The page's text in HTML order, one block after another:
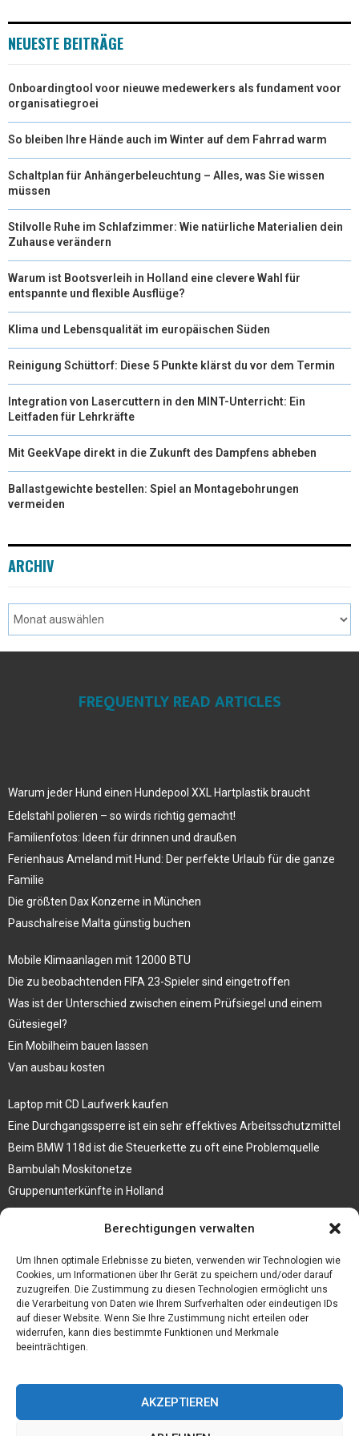
Berechtigungen verwalten
Um Ihnen optimale Erlebnisse zu bieten, verwenden wir Technologien wie
Cookies, um Informationen über Ihr Gerät zu speichern und/oder darauf
zuzugreifen. Die Zustimmung zu diesen Technologien ermöglicht uns
die Verarbeitung von Daten wie Ihrem Surfverhalten oder eindeutigen IDs
auf dieser Website. Wenn Sie Ihre Zustimmung nicht erteilen oder
widerrufen, kann dies bestimmte Funktionen und Merkmale
beeinträchtigen.
AKZEPTIEREN
)
NEUESTE BEITRÄGE
Onboardingtool voor nieuwe medewerkers als fundament voor
organisatiegroei
So bleiben Ihre Hände auch im Winter auf dem Fahrrad warm
Schaltplan für Anhängerbeleuchtung – Alles, was Sie wissen
müssen
Stilvolle Ruhe im Schlafzimmer: Wie natürliche Materialien dein
Zuhause verändern
Warum ist Bootsverleih in Holland eine clevere Wahl für
entspannte und flexible Ausflüge?
Klima und Lebensqualität im europäischen Süden
Reinigung Schüttorf: Diese 5 Punkte klärst du vor dem Termin
Integration von Lasercuttern in den MINT-Unterricht: Ein
Leitfaden für Lehrkräfte
Mit GeekVape direkt in die Zukunft des Dampfens abheben
Ballastgewichte bestellen: Spiel an Montagebohrungen
vermeiden
ARCHIV
FREQUENTLY READ ARTICLES
Warum jeder Hund einen Hundepool XXL Hartplastik braucht
Edelstahl polieren – so wirds richtig gemacht!
Familienfotos: Ideen für drinnen und draußen
Ferienhaus Ameland mit Hund: Der perfekte Urlaub für die ganze
Familie
Die größten Dax Konzerne in München
Pauschalreise Malta günstig buchen
Mobile Klimaanlagen mit 12000 BTU
Die zu beobachtenden FIFA 23-Spieler sind eingetroffen
Was ist der Unterschied zwischen einem Prüfsiegel und einem
Gütesiegel?
Ein Mobilheim bauen lassen
Van ausbau kosten
Laptop mit CD Laufwerk kaufen
Eine Durchgangssperre ist ein sehr effektives Arbeitsschutzmittel
Beim BMW 118d ist die Steuerkette zu oft eine Problemquelle
Bambulah Moskitonetze
Gruppenunterkünfte in Holland
Jutebeutel kaufen und ihre Strapazierfähigkeit nutzen
Personalhandbuch
10 Tipps um einen guten Eindruck zu machen
Sahnemaschine